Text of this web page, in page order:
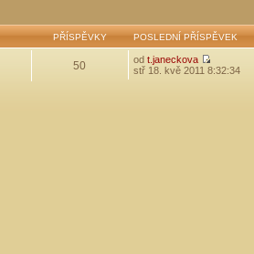
PŘÍSPĚVKY POSLEDNÍ PŘÍSPĚVEK
50 od t.janeckova
stř 18. kvě 2011 8:32:34